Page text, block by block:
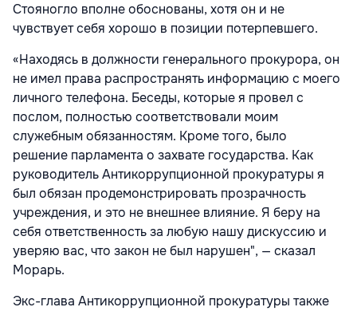
Стояногло вполне обоснованы, хотя он и не
чувствует себя хорошо в позиции потерпевшего.
«Находясь в должности генерального прокурора, он
не имел права распространять информацию с моего
личного телефона. Беседы, которые я провел с
послом, полностью соответствовали моим
служебным обязанностям. Кроме того, было
решение парламента о захвате государства. Как
руководитель Антикоррупционной прокуратуры я
был обязан продемонстрировать прозрачность
учреждения, и это не внешнее влияние. Я беру на
себя ответственность за любую нашу дискуссию и
уверяю вас, что закон не был нарушен", — сказал
Морарь.
Экс-глава Антикоррупционной прокуратуры также